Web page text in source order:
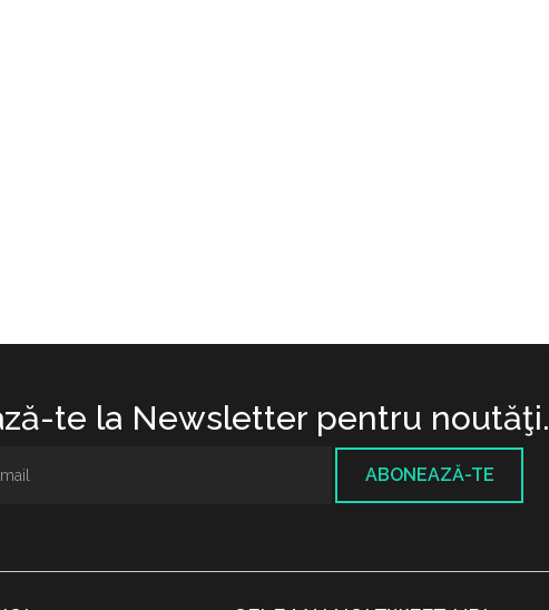
te la Newsletter pentru noutăţi.
ABONEAZĂ-TE